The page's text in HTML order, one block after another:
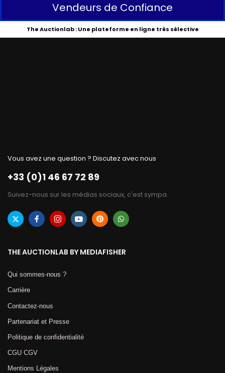
Vendeurs de Confiance
The Auctionlab : Une plateforme en ligne très sélective
Vous avez une question ? Discutez avec nous
+33 (0)1 46 67 72 89
Suivez-nous sur les médias sociaux, c'est sympa.
THE AUCTIONLAB BY MEDIAFISHER
Qui sommes-nous ?
Carrière
Contactez-nous
Partenariat et Presse
Politique de confidentialité
CGU CGV
Mentions Légales​